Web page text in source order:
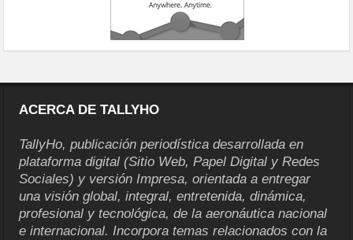
ACERCA DE TALLYHO
TallyHo, publicación periodística desarrollada en
plataforma digital (Sitio Web, Papel Digital y Redes
Sociales) y versión Impresa, orientada a entregar
una visión global, integral, entretenida, dinámica,
profesional y tecnológica, de la aeronáutica nacional
e internacional. Incorpora temas relacionados con la